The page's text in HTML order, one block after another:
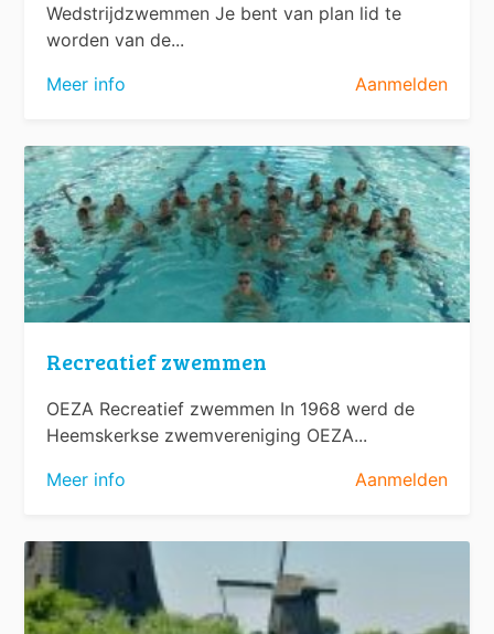
Wedstrijdzwemmen Je bent van plan lid te
worden van de...
Meer info
Aanmelden
Recreatief zwemmen
OEZA Recreatief zwemmen In 1968 werd de
Heemskerkse zwemvereniging OEZA...
Meer info
Aanmelden